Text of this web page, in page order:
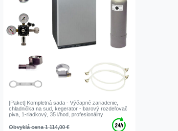
[Paket] Kompletná sada - Výčapné zariadenie,
chladnička na sud, kegerator - barový rozdeľovač
piva, 1-riadkový, 35 l/hod, profesionálny
Obvyklá cena 1 114,00 €